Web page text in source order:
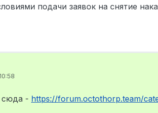
подачи заявок на снятие
сюда - https://forum.octothorp.team/